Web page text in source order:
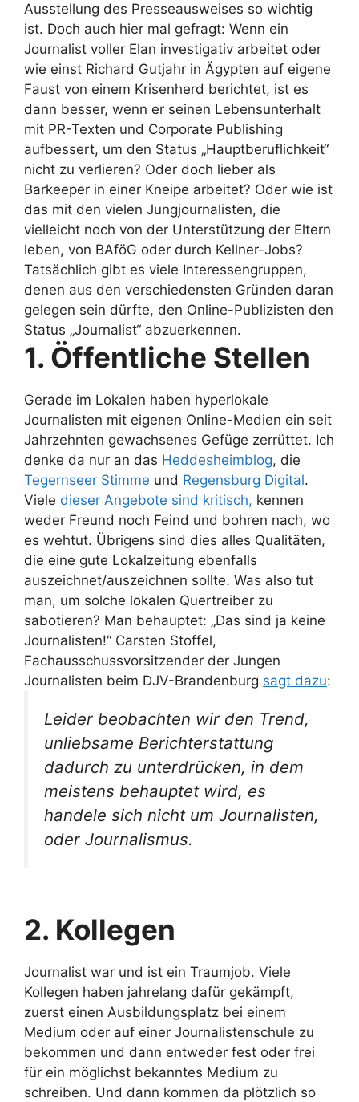
Ausstellung des Presseausweises so wichtig
ist. Doch auch hier mal gefragt: Wenn ein
Journalist voller Elan investigativ arbeitet oder
wie einst Richard Gutjahr in Ägypten auf eigene
Faust von einem Krisenherd berichtet, ist es
dann besser, wenn er seinen Lebensunterhalt
mit PR-Texten und Corporate Publishing
aufbessert, um den Status „Hauptberuflichkeit“
nicht zu verlieren? Oder doch lieber als
Barkeeper in einer Kneipe arbeitet? Oder wie ist
das mit den vielen Jungjournalisten, die
vielleicht noch von der Unterstützung der Eltern
leben, von BAföG oder durch Kellner-Jobs?
Tatsächlich gibt es viele Interessengruppen,
denen aus den verschiedensten Gründen daran
gelegen sein dürfte, den Online-Publizisten den
Status „Journalist“ abzuerkennen.
1. Öffentliche Stellen
Gerade im Lokalen haben hyperlokale
Journalisten mit eigenen Online-Medien ein seit
Jahrzehnten gewachsenes Gefüge zerrüttet. Ich
denke da nur an das Heddesheimblog, die
Tegernseer Stimme und Regensburg Digital.
Viele dieser Angebote sind kritisch, kennen
weder Freund noch Feind und bohren nach, wo
es wehtut. Übrigens sind dies alles Qualitäten,
die eine gute Lokalzeitung ebenfalls
auszeichnet/auszeichnen sollte. Was also tut
man, um solche lokalen Quertreiber zu
sabotieren? Man behauptet: „Das sind ja keine
Journalisten!“ Carsten Stoffel,
Fachausschussvorsitzender der Jungen
Journalisten beim DJV-Brandenburg sagt dazu:
Leider beobachten wir den Trend,
unliebsame Berichterstattung
dadurch zu unterdrücken, in dem
meistens behauptet wird, es
handele sich nicht um Journalisten,
oder Journalismus.
2. Kollegen
Journalist war und ist ein Traumjob. Viele
Kollegen haben jahrelang dafür gekämpft,
zuerst einen Ausbildungsplatz bei einem
Medium oder auf einer Journalistenschule zu
bekommen und dann entweder fest oder frei
für ein möglichst bekanntes Medium zu
schreiben. Und dann kommen da plötzlich so